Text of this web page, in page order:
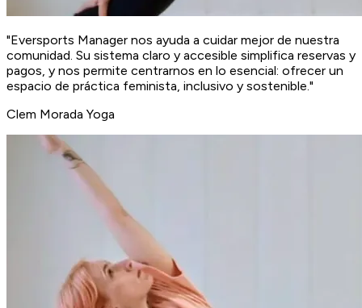
"Eversports Manager nos ayuda a cuidar mejor de nuestra
comunidad. Su sistema claro y accesible simplifica reservas y
pagos, y nos permite centrarnos en lo esencial: ofrecer un
espacio de práctica feminista, inclusivo y sostenible."
Clem Morada Yoga